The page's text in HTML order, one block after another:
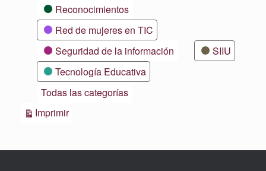
Reconocimientos
Red de mujeres en TIC
Seguridad de la información
SIIU
Tecnología Educativa
Todas las categorías
ImprimirVistas